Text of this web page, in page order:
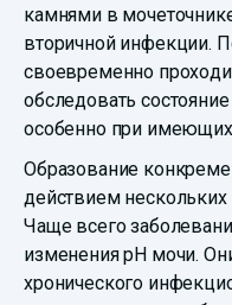
камнями в
вторичной инфекции.
своевременно
обследовать
особенно при
Образование
действием
Чаще всего
изменения pH мочи.
хронического